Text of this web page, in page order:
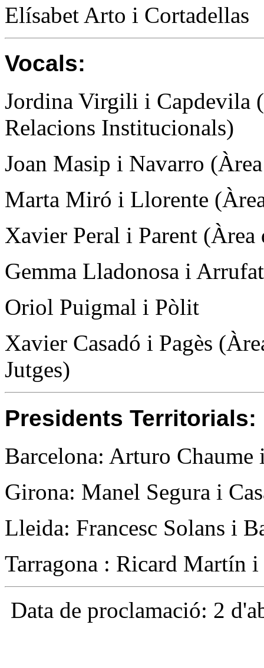
Elísabet Arto i Cortadellas
Vocals:
Jordina Virgili i Capdevila
Relacions Institucionals)
Joan Masip i Navarro
Marta Miró i Llorente
Xavier Peral i Parent
Gemma Lladonosa i
Oriol Puigmal i Pòlit
Xavier Casadó i Pagès
Jutges)
Presidents Territorials:
Barcelona: Arturo
Girona: Manel Segura i
Lleida: Francesc Solans i
Tarragona : Ricard Martín i
Data de proclamació: 2